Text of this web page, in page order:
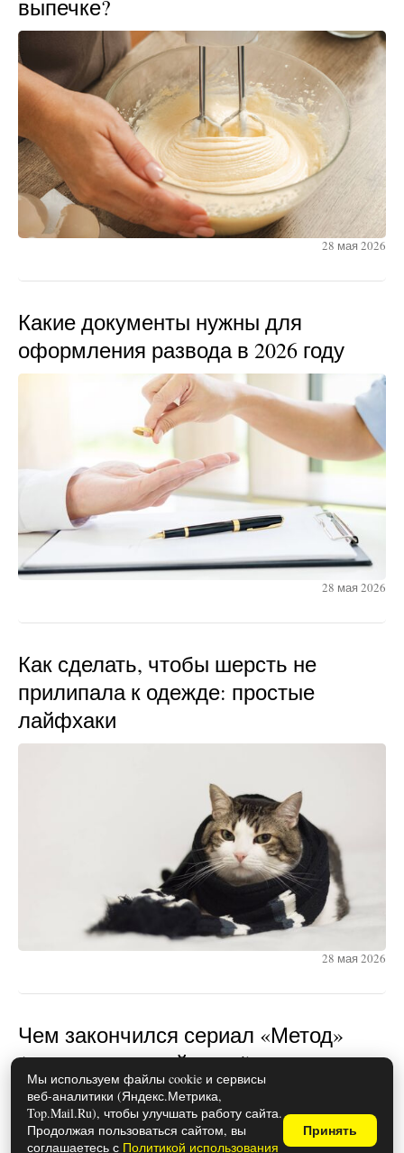
выпечке?
28 мая 2026
Какие документы нужны для
оформления развода в 2026 году
28 мая 2026
Как сделать, чтобы шерсть не
прилипала к одежде: простые
лайфхаки
28 мая 2026
Чем закончился сериал «Метод»
(осторожно, спойлеры!)
Мы используем файлы cookie и сервисы
веб-аналитики (Яндекс.Метрика,
Top.Mail.Ru), чтобы улучшать работу сайта.
Продолжая пользоваться сайтом, вы
соглашаетесь с Политикой использования
Принять